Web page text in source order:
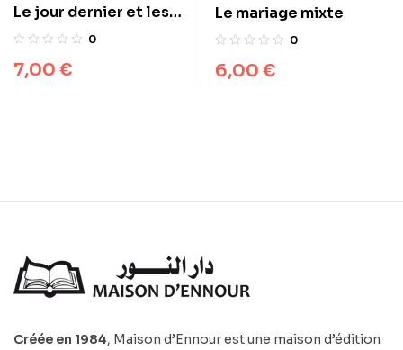
Le jour dernier et les
signes de la fin du
0
7,00 €
Le mariage mixte
0
6,00 €
Créée en 1984, Maison d’Ennour est une maison d’édition